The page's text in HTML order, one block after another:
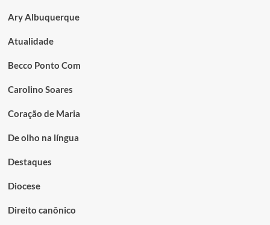
Ary Albuquerque
Atualidade
Becco Ponto Com
Carolino Soares
Coração de Maria
De olho na língua
Destaques
Diocese
Direito canônico